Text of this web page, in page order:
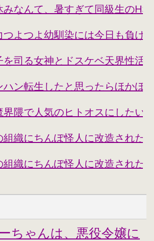
みなんて、暑すぎて同級生のH
つよつよ幼馴染には今日も負け
を司る女神とドスケベ天界性活
ハン転生したと思ったらほかほ
界隈で人気のヒトオスにしたい
組織にちんぽ怪人に改造された
組織にちんぽ怪人に改造された
ちゃんは、悪役令嬢に